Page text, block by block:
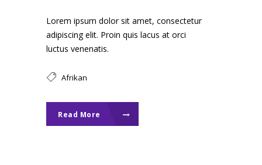
Lorem ipsum dolor sit amet, consectetur
adipiscing elit. Proin quis lacus at orci
luctus venenatis.
Afrikan
Read More